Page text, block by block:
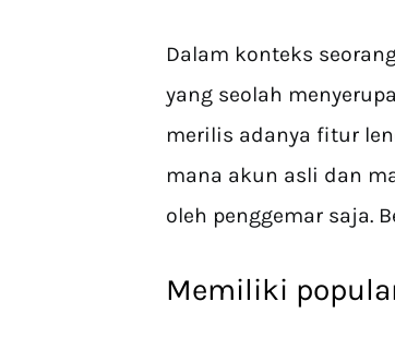
Dalam konteks
yang seolah
merilis adanya fitur
mana akun asli dan
oleh penggemar saja.
Memiliki